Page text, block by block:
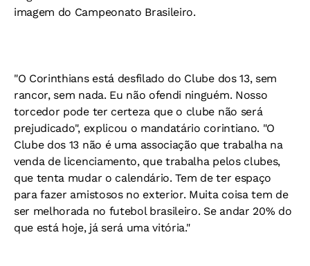
imagem do Campeonato Brasileiro.
"O Corinthians está desfilado do Clube dos 13, sem
rancor, sem nada. Eu não ofendi ninguém. Nosso
torcedor pode ter certeza que o clube não será
prejudicado", explicou o mandatário corintiano. "O
Clube dos 13 não é uma associação que trabalha na
venda de licenciamento, que trabalha pelos clubes,
que tenta mudar o calendário. Tem de ter espaço
para fazer amistosos no exterior. Muita coisa tem de
ser melhorada no futebol brasileiro. Se andar 20% do
que está hoje, já será uma vitória."